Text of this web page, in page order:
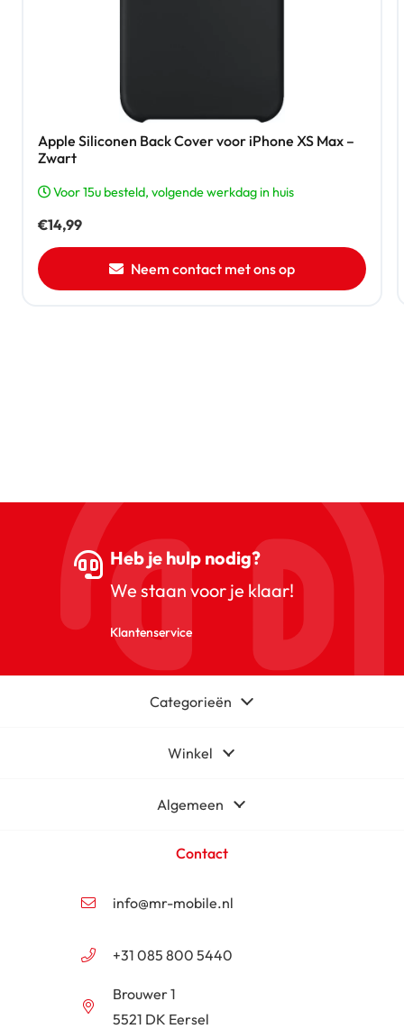
Apple Siliconen Back Cover voor iPhone XS Max –
Zwart
Voor 15u besteld, volgende werkdag in huis
€14,99
Neem contact met ons op
Heb je hulp nodig?
We staan voor je klaar!
Klantenservice
Categorieën
Winkel
Algemeen
Contact
info@mr-mobile.nl
+31 085 800 5440
Brouwer 1
5521 DK Eersel